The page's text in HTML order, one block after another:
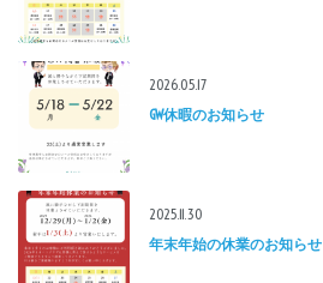
2026.05.17
GW休暇のお知らせ
2025.11.30
年末年始の休業のお知らせ